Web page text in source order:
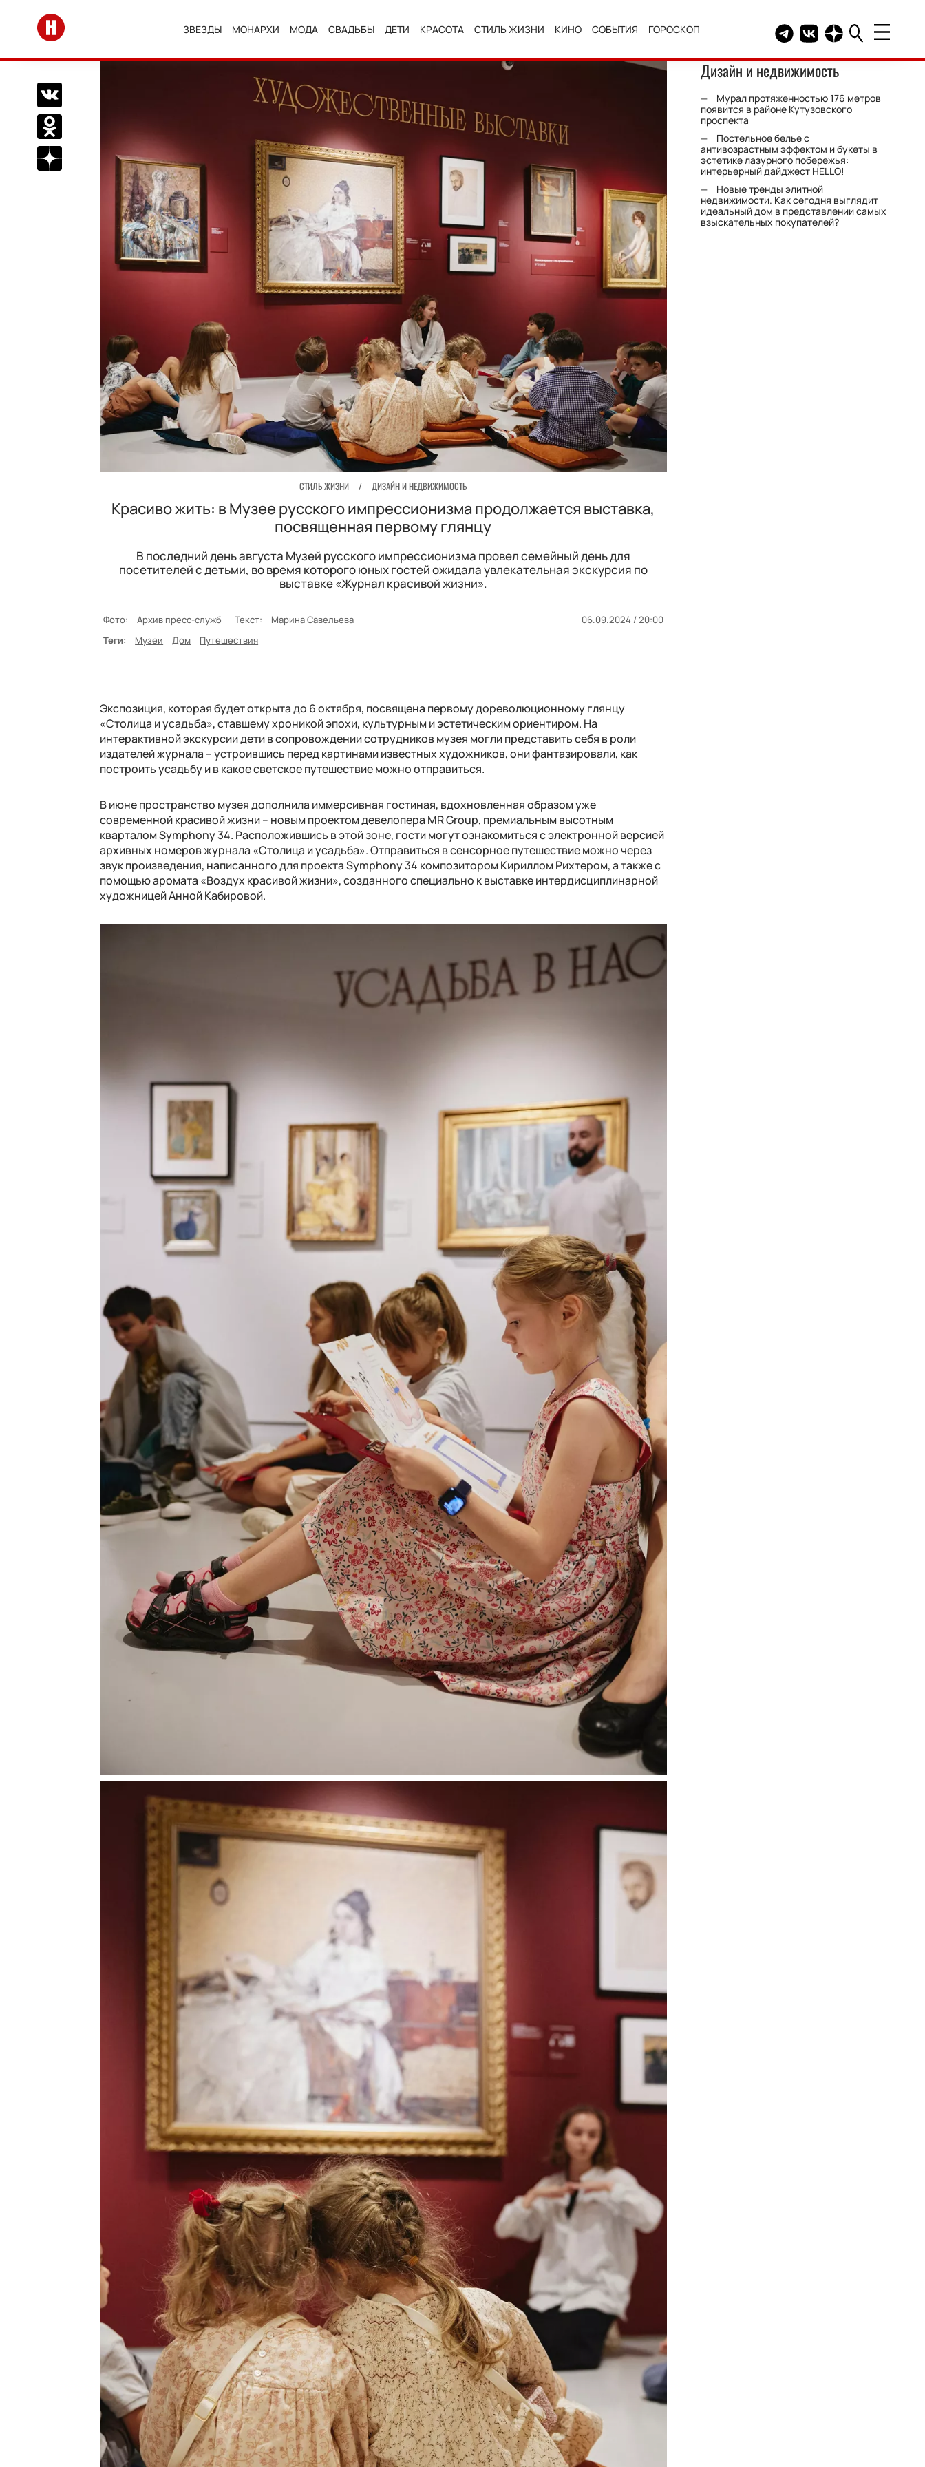
Перейти на главную
ЗВЕЗДЫ МОНАРХИ МОДА СВАДЬБЫ ДЕТИ КРАСОТА СТИЛЬ ЖИЗНИ КИНО СОБЫТИЯ ГОРОСКОП Telegram канал HELLO
Группа HELLO
Канал HELLO в
Поделиться Вконтакте
Поделиться в Одноклассниках
Подписаться на нас в Дзен
СТИЛЬ ЖИЗНИ / ДИЗАЙН И НЕДВИЖИМОСТЬ
Красиво жить: в Музее русского импрессионизма продолжается выставка,
посвященная первому глянцу
В последний день августа Музей русского импрессионизма провел семейный день для
посетителей с детьми, во время которого юных гостей ожидала увлекательная экскурсия по
выставке «Журнал красивой жизни».
Фото: Архив пресс-служб Текст: Марина Савельева
06.09.2024 / 20:00
Теги:
Музеи Дом Путешествия
Экспозиция, которая будет открыта до 6 октября, посвящена первому дореволюционному глянцу
«Столица и усадьба», ставшему хроникой эпохи, культурным и эстетическим ориентиром. На
интерактивной экскурсии дети в сопровождении сотрудников музея могли представить себя в роли
издателей журнала – устроившись перед картинами известных художников, они фантазировали, как
построить усадьбу и в какое светское путешествие можно отправиться.
В июне пространство музея дополнила иммерсивная гостиная, вдохновленная образом уже
современной красивой жизни – новым проектом девелопера MR Group, премиальным высотным
кварталом Symphony 34. Расположившись в этой зоне, гости могут ознакомиться с электронной версией
архивных номеров журнала «Столица и усадьба». Отправиться в сенсорное путешествие можно через
звук произведения, написанного для проекта Symphony 34 композитором Кириллом Рихтером, а также с
помощью аромата «Воздух красивой жизни», созданного специально к выставке интердисциплинарной
художницей Анной Кабировой.
Дизайн и недвижимость
Мурал протяженностью 176 метров
появится в районе Кутузовского
проспекта
Постельное белье с
антивозрастным эффектом и букеты в
эстетике лазурного побережья:
интерьерный дайджест HELLO!
Новые тренды элитной
недвижимости. Как сегодня выглядит
идеальный дом в представлении самых
взыскательных покупателей?